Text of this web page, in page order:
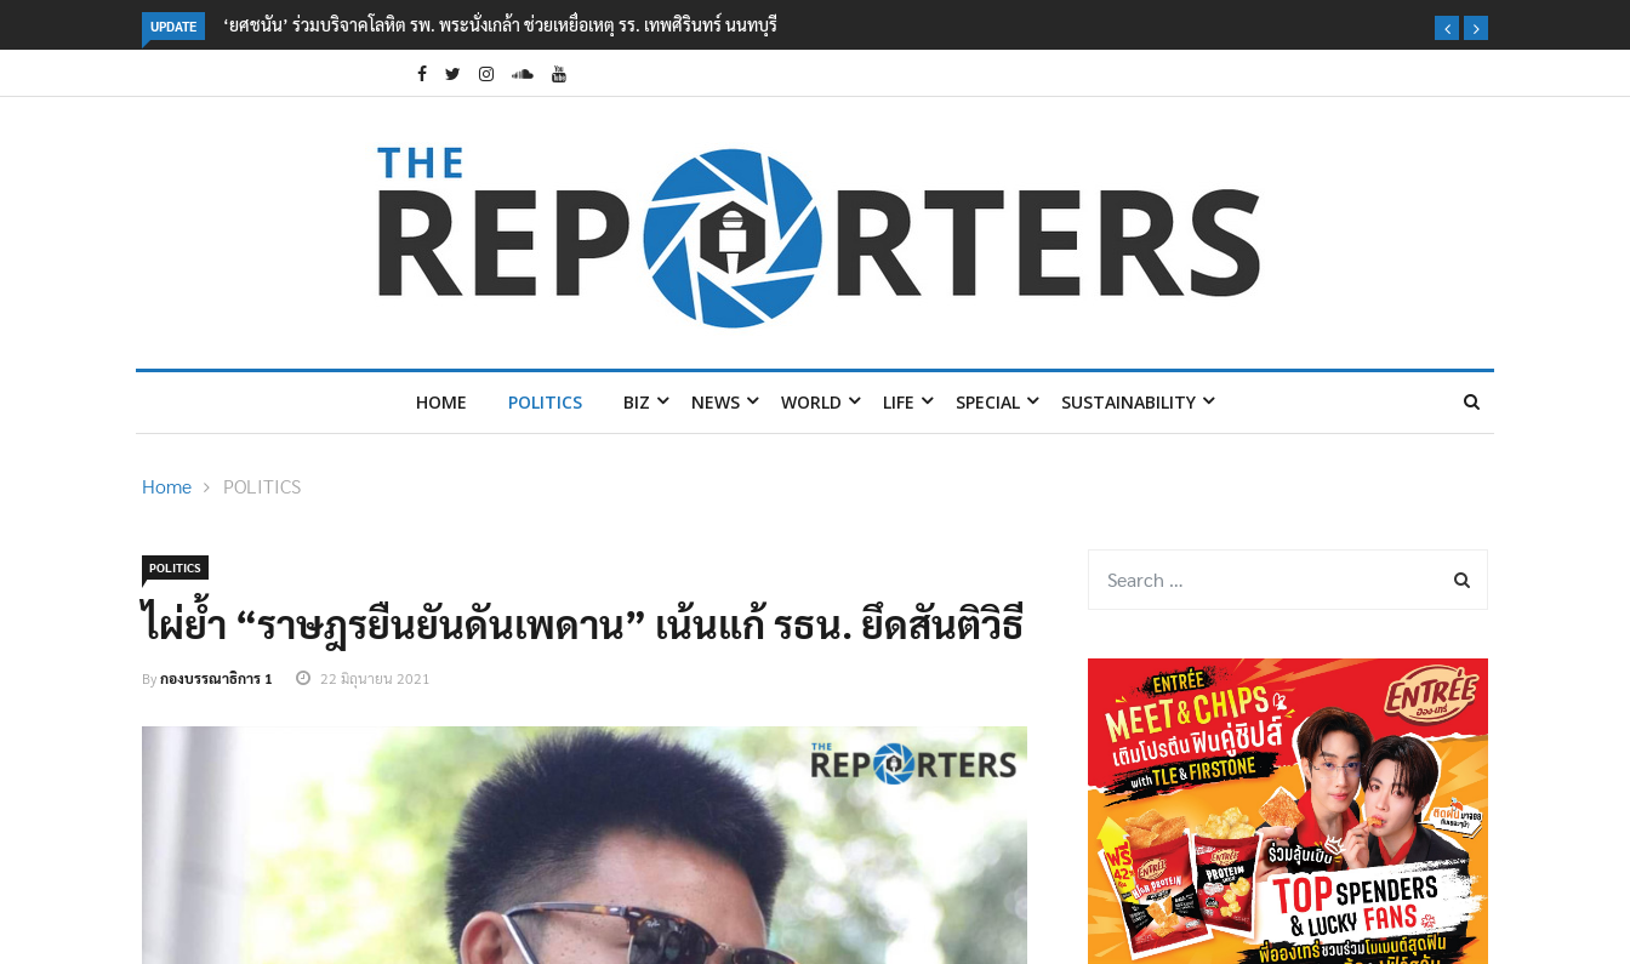
UPDATE ตร. อยู่ระหว่างสอบสวนแรงจูงใจ เหตุยิงในโรงเรียนเทพศิรินทร์ นนทบุรี พบเด็กก่อเหตุเครียดเรื่องเรียน
HOME POLITICS BIZ NEWS WORLD LIFE SPECIAL SUSTAINABILITY
Home POLITICS
POLITICS
ไผ่ย้ำ “ราษฎรยืนยันดันเพดาน” เน้นแก้ รธน. ยึดสันติวิธี
Byกองบรรณาธิการ 1 22 มิถุนายน 2021